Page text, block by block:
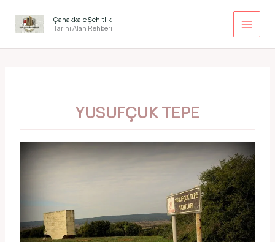
atla
Çanakkale Şehitlik
Tarihi Alan Rehberi
YUSUFÇUK TEPE